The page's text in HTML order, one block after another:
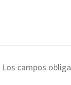
Los campos